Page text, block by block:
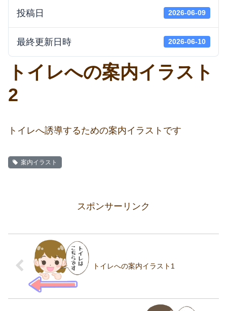
投稿日 2026-06-09
最終更新日時 2026-06-10
トイレへの案内イラスト
2
トイレへ誘導するための案内イラストです
案内イラスト
スポンサーリンク
トイレへの案内イラスト1